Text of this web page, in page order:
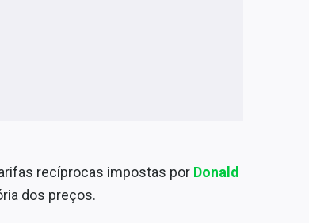
recíprocas impostas por Donald
dos preços.